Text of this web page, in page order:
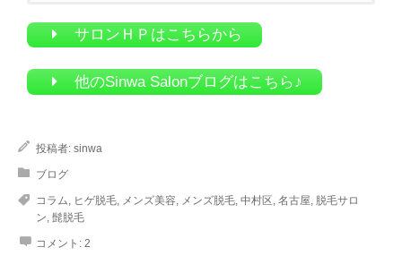
報を掲載しております。 また、最新の情報も投稿しており
ます
。
※下記ボタンよりInstagramへ飛びます。
公式Instagramはこちらから
御座います。
けておりませんので予めご了承下さいませ。
サロンＨＰはこちらから
他のSinwa Salonブログはこちら♪
投稿者: sinwa
ブログ
コラム, ヒゲ脱毛, メンズ美容, メンズ脱毛, 中村区, 名古屋, 脱毛サロ
ン, 髭脱毛
コメント: 2